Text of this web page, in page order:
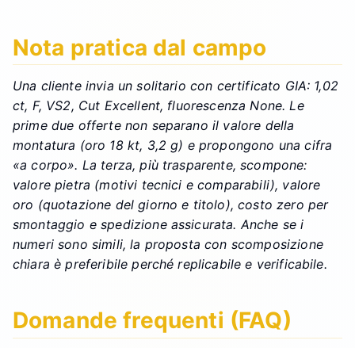
Nota pratica dal campo
Una cliente invia un solitario con certificato GIA: 1,02
ct, F, VS2, Cut Excellent, fluorescenza None. Le
prime due offerte non separano il valore della
montatura (oro 18 kt, 3,2 g) e propongono una cifra
«a corpo». La terza, più trasparente, scompone:
valore pietra (motivi tecnici e comparabili), valore
oro (quotazione del giorno e titolo), costo zero per
smontaggio e spedizione assicurata. Anche se i
numeri sono simili, la proposta con scomposizione
chiara è preferibile perché replicabile e verificabile.
Domande frequenti (FAQ)